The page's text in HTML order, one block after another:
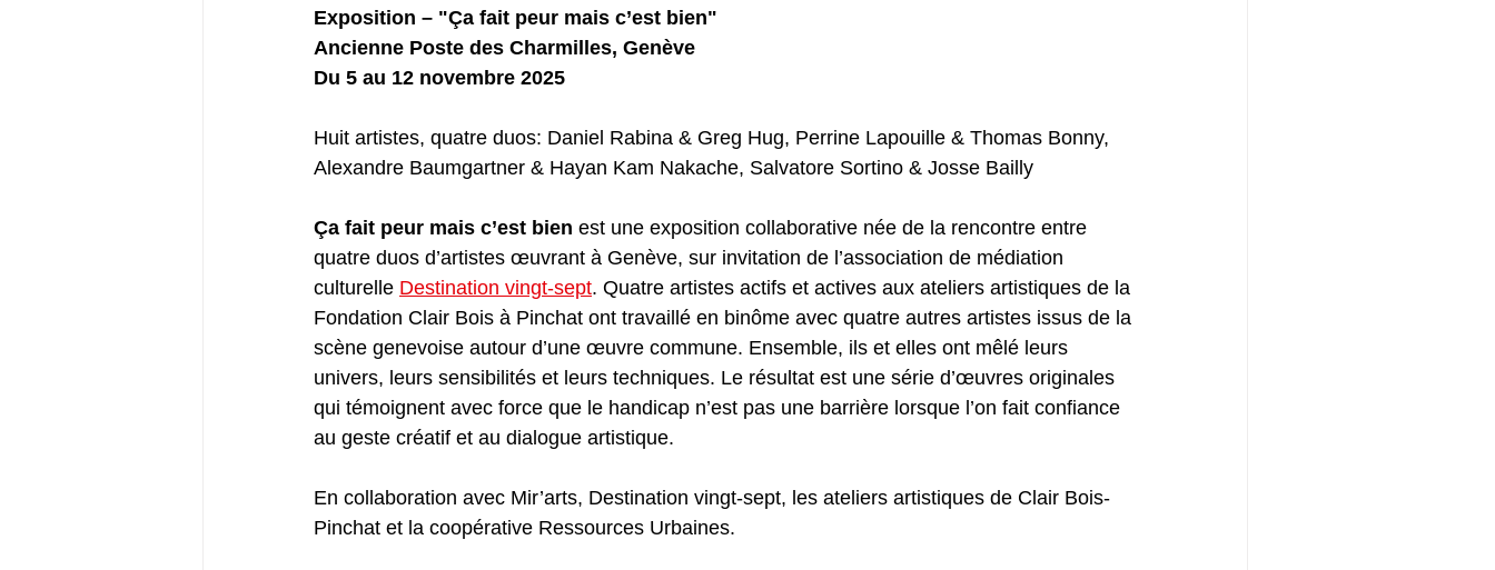
Exposition – "Ça fait peur mais c’est bien"
Ancienne Poste des Charmilles, Genève
Du 5 au 12 novembre 2025
Huit artistes, quatre duos: Daniel Rabina & Greg Hug, Perrine Lapouille & Thomas Bonny,
Alexandre Baumgartner & Hayan Kam Nakache, Salvatore Sortino & Josse Bailly
Ça fait peur mais c’est bien est une exposition collaborative née de la rencontre entre
quatre duos d’artistes œuvrant à Genève, sur invitation de l’association de médiation
culturelle Destination vingt-sept. Quatre artistes actifs et actives aux ateliers artistiques de la
Fondation Clair Bois à Pinchat ont travaillé en binôme avec quatre autres artistes issus de la
scène genevoise autour d’une œuvre commune. Ensemble, ils et elles ont mêlé leurs
univers, leurs sensibilités et leurs techniques. Le résultat est une série d’œuvres originales
qui témoignent avec force que le handicap n’est pas une barrière lorsque l’on fait confiance
au geste créatif et au dialogue artistique.
En collaboration avec Mir’arts, Destination vingt-sept, les ateliers artistiques de Clair Bois-
Pinchat et la coopérative Ressources Urbaines.